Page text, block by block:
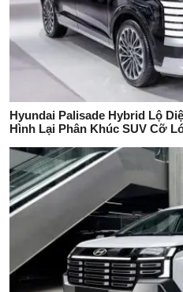
Hyundai Palisade Hybrid Lộ
Hình Lại Phân Khúc SUV Cỡ